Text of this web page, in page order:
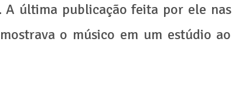
A última publicação feita por ele nas
o músico em um estúdio ao